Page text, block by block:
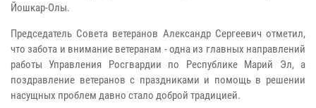
Йошкар-Олы.
Председатель Совета ветеранов Александр Сергеевич отметил,
что забота и внимание ветеранам - одна из главных направлений
работы Управления Росгвардии по Республике Марий Эл, а
поздравление ветеранов с праздниками и помощь в решении
насущных проблем давно стало доброй традицией.